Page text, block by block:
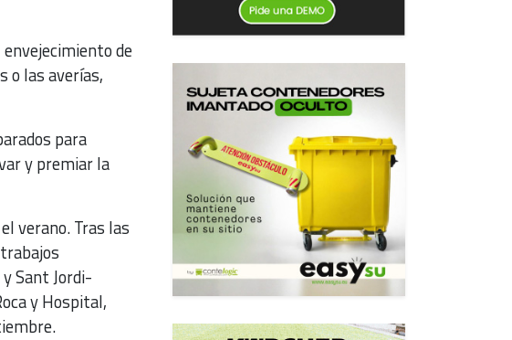
de
o las averías,
para
y premiar la
verano. Tras las
Sant Jordi-
y Hospital,